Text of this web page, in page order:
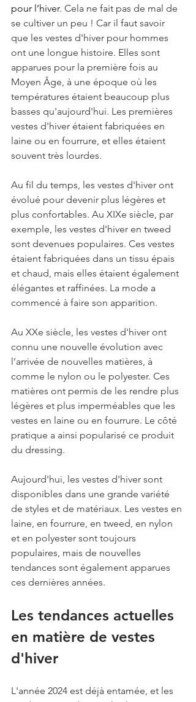
pour l’hiver. Cela ne fait pas de mal de
se cultiver un peu ! Car il faut savoir
que les vestes d'hiver pour hommes
ont une longue histoire. Elles sont
apparues pour la première fois au
Moyen Âge, à une époque où les
températures étaient beaucoup plus
basses qu'aujourd'hui. Les premières
vestes d'hiver étaient fabriquées en
laine ou en fourrure, et elles étaient
souvent très lourdes.
Au fil du temps, les vestes d'hiver ont
évolué pour devenir plus légères et
plus confortables. Au XIXe siècle, par
exemple, les vestes d'hiver en tweed
sont devenues populaires. Ces vestes
étaient fabriquées dans un tissu épais
et chaud, mais elles étaient également
élégantes et raffinées. La mode a
commencé à faire son apparition.
Au XXe siècle, les vestes d'hiver ont
connu une nouvelle évolution avec
l’arrivée de nouvelles matières, à
comme le nylon ou le polyester. Ces
matières ont permis de les rendre plus
légères et plus imperméables que les
vestes en laine ou en fourrure. Le côté
pratique a ainsi popularisé ce produit
du dressing.
Aujourd'hui, les vestes d'hiver sont
disponibles dans une grande variété
de styles et de matériaux. Les vestes en
laine, en fourrure, en tweed, en nylon
et en polyester sont toujours
populaires, mais de nouvelles
tendances sont également apparues
ces dernières années.
Les tendances actuelles
en matière de vestes
d'hiver
L'année 2024 est déjà entamée, et les